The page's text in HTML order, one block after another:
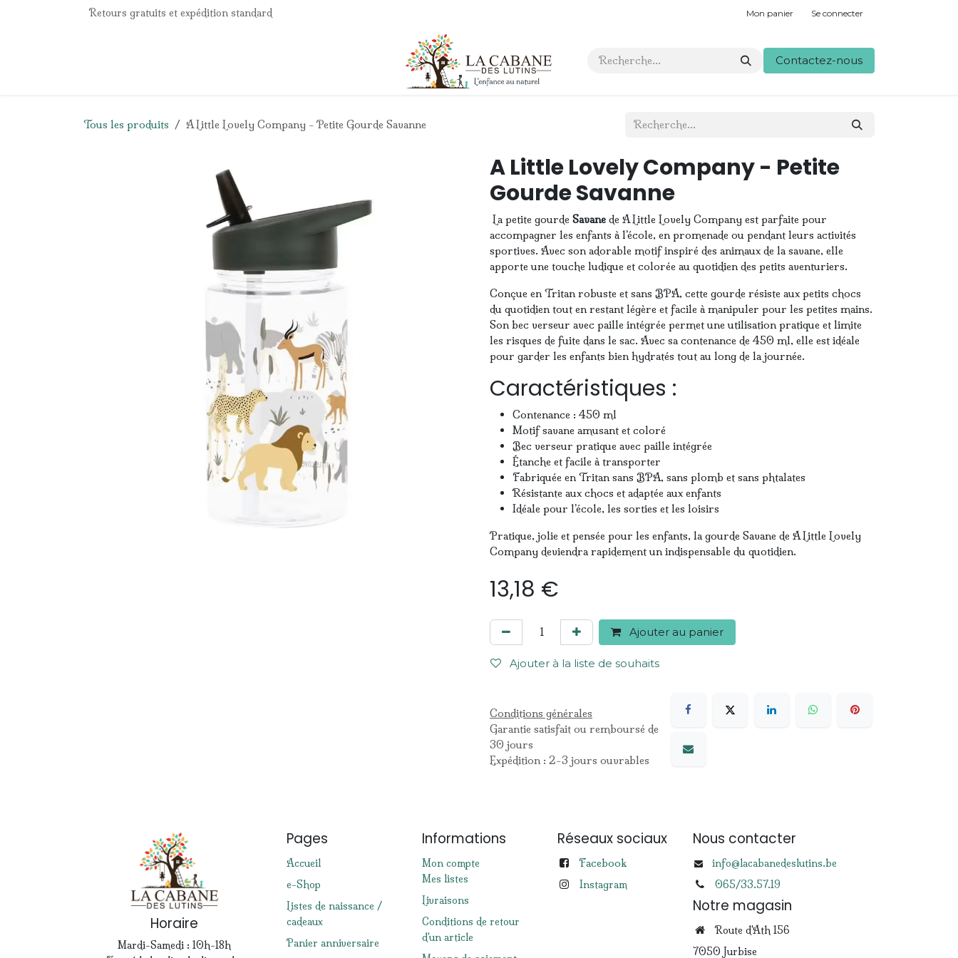
Se rendre au contenuRetours gratuits et expédition standard Mon panier Se connecter
Contact Contactez-nous
Tous les produits A Little Lovely Company - Petite Gourde Savanne
A Little Lovely Company - Petite
Gourde Savanne
La petite gourde Savane de A Little Lovely Company est parfaite pour
accompagner les enfants à l’école, en promenade ou pendant leurs activités
sportives. Avec son adorable motif inspiré des animaux de la savane, elle
apporte une touche ludique et colorée au quotidien des petits aventuriers.
Conçue en Tritan robuste et sans BPA, cette gourde résiste aux petits chocs
du quotidien tout en restant légère et facile à manipuler pour les petites mains.
Son bec verseur avec paille intégrée permet une utilisation pratique et limite
les risques de fuite dans le sac. Avec sa contenance de 450 ml, elle est idéale
pour garder les enfants bien hydratés tout au long de la journée.
Caractéristiques :
Contenance : 450 ml
Motif savane amusant et coloré
Bec verseur pratique avec paille intégrée
Étanche et facile à transporter
Fabriquée en Tritan sans BPA, sans plomb et sans phtalates
Résistante aux chocs et adaptée aux enfants
Idéale pour l’école, les sorties et les loisirs
Pratique, jolie et pensée pour les enfants, la gourde Savane de A Little Lovely
Company deviendra rapidement un indispensable du quotidien.
13,18 €
Ajouter au panier
Ajouter à la liste de souhaits
Conditions générales
Garantie satisfait ou remboursé de
30 jours
Expédition : 2-3 jours ouvrables
Horaire
Mardi-Samedi : 10h-18h
Pages
Accueil
e-Shop
Listes de naissance /
cadeaux
Panier anniversaire
Informations
Mon compte
Mes listes
Livraisons
Conditions de retour
d'un article
Réseaux sociaux
Facebook
Instagram
Nous contacter
info@lacabanedeslutins.be
065/33.57.19
Notre magasin
Route d'Ath 156
7050 Jurbise